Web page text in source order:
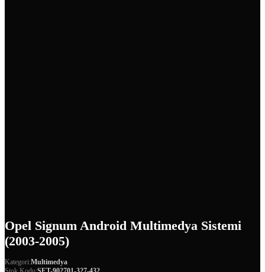
Opel Signum Android Multimedya Sistemi
(2003-2005)
Kategori:Multimedya